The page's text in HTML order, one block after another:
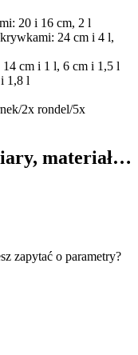
20 i 16 cm, 2 l
24 cm i 4 l,
cm i 1 l, 6 cm i 1,5 l
1,8 l
2x rondel/5x
materiał…
zapytać o parametry?